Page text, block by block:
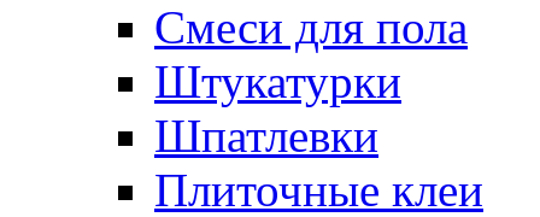
Смеси для пола
Штукатурки
Шпатлевки
Плиточные клеи